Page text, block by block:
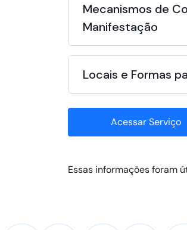
Mecanismos de
Manifestação
Locais e Formas
Acessar Serviço
Essas informações foram